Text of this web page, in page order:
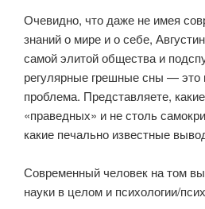
Очевидно, что даже не имея
знаний о мире и о себе,
самой элитой общества и
регулярные грешные сны — это
проблема. Представляете,
«праведных» и не столь
какие печально известные
Современный человек на том
науки в целом и психологии/